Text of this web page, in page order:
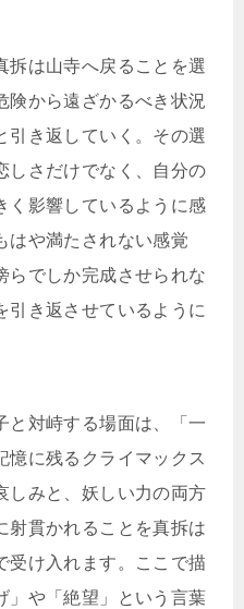
拆は山寺へ戻ることを選
険から遠ざかるべき状況
引き返していく。その選
しさだけでなく、自分の
く影響しているように感
はや満たされない感覚
らでしか完成させられな
引き返させているように
と対峙する場面は、「一
憶に残るクライマックス
しみと、妖しい力の両方
射貫かれることを真拆は
受け入れます。ここで描
」や「絶望」という言葉